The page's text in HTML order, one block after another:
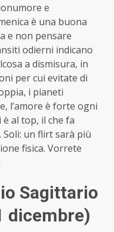
e
è una buona
e non pensare
odierni indicano
a dismisura, in
per cui evitate di
i pianeti
l’amore è forte ogni
al top, il che fa
un flirt sarà più
fisica. Vorrete
Sagittario
dicembre)